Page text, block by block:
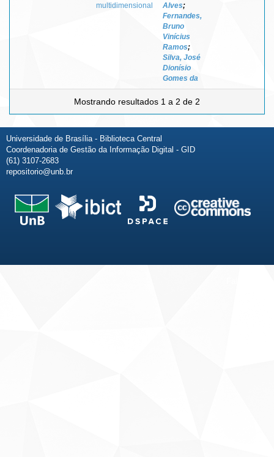
multidimensional
Alves;
Fernandes,
Bruno
Vinícius
Ramos;
Silva, José
Dionísio
Gomes da
Mostrando resultados 1 a 2 de 2
Universidade de Brasília - Biblioteca Central
Coordenadoria de Gestão da Informação Digital - GID
(61) 3107-2683
repositorio@unb.br